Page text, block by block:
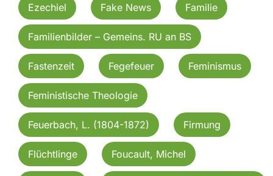
Ezechiel Fake News Familie
Familienbilder – Gemeins. RU an BS
Fastenzeit Fegefeuer Feminismus
Feministische Theologie
Feuerbach, L. (1804-1872) Firmung
Flüchtlinge Foucault, Michel